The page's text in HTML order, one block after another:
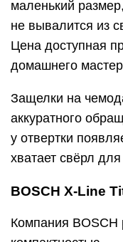
идеальный для
отметить, что не
некоторые
же качества, как
чемодана.